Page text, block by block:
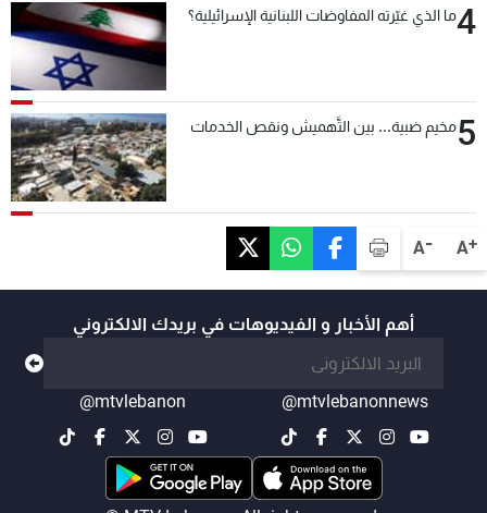
A+
A-
4ما الذي غيّرته المفاوضات اللبنانية الإسرائيلية؟
5مخيم ضبية... بين التَّهميش ونقص الخدمات
أهم الأخبار و الفيديوهات في بريدك الالكتروني
@mtvlebanonnews
@mtvlebanon